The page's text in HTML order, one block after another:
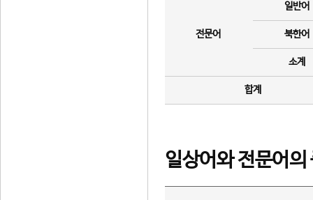
전문어
일반어
북한어
소계
합계
일상어와 전문어의